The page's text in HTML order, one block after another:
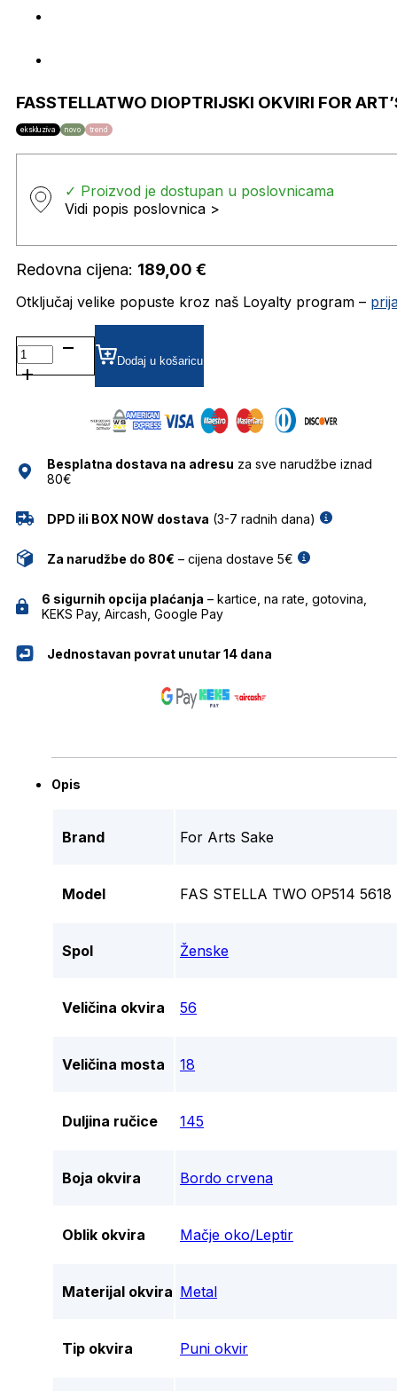
FASSTELLATWO DIOPTRIJSKI OKVIRI FOR
ekskluziva novo trend
✓ Proizvod je dostupan u poslovnicama
Vidi popis poslovnica >
Redovna cijena: 189,00 €
Otključaj velike popuste kroz naš Loyalty program –
FASSTELLATWO DIOPTRIJSKI
OKVIRI
FOR
Dodaj u košaricu
Besplatna dostava na adresu za sve narudžbe iznad
80€
DPD ili BOX NOW dostava (3-7 radnih dana)
Za narudžbe do 80€ – cijena dostave 5€
6 sigurnih opcija plaćanja – kartice, na rate, gotovina,
KEKS Pay, Aircash, Google Pay
Jednostavan povrat unutar 14 dana
Opis
Brand For Arts Sake
Model FAS STELLA TWO OP514
Spol Ženske
Veličina okvira 56
Veličina mosta 18
Duljina ručice 145
Boja okvira Bordo crvena
Oblik okvira Mačje oko/Leptir
Materijal okvira Metal
Tip okvira Puni okvir